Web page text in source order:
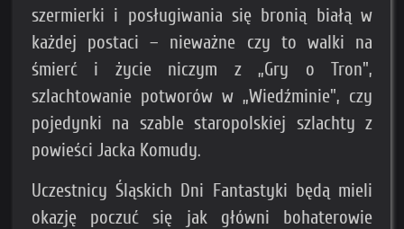
szermierki i posługiwania się bronią białą w
każdej postaci – nieważne czy to walki na
śmierć i życie niczym z „Gry o Tron",
szlachtowanie potworów w „Wiedźminie", czy
pojedynki na szable staropolskiej szlachty z
powieści Jacka Komudy.
Uczestnicy Śląskich Dni Fantastyki będą mieli
okazję poczuć się jak główni bohaterowie